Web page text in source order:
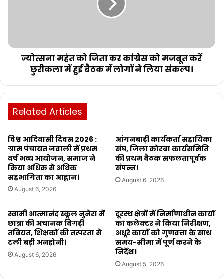
ज्योत्सना महंत को जिता कर कांग्रेस को मजबूत करें
छुरीकला में हुई बैठक में लोगों ने लिया संकल्प।
Related Articles
विश्व आदिवासी दिवस 2026 :
ग्राम पंचायत जवाली में प्रथम
वर्ष भव्य आयोजन, समाज ने
किया अधिक से अधिक
सहभागिता का आह्वान।
August 6, 2026
आंगनबाड़ी कार्यकर्ता सहायिका
संघ, जिला कोरबा कार्यसमिति
की प्रथम बैठक सफलतापूर्वक
संपन्न।
August 6, 2026
स्वामी आत्मानंद स्कूल नुनेरा में
छात्रा की अचानक बिगड़ी
तबियत, शिक्षकों की तत्परता से
टली बड़ी अनहोनी।
August 6, 2026
दूरस्थ क्षेत्रों में निर्माणाधीन कार्यों
का कलेक्टर ने किया निरीक्षण,
अधूरे कार्यो को गुणवत्ता के साथ
समय-सीमा में पूर्ण करने के
निर्देश।
August 5, 2026